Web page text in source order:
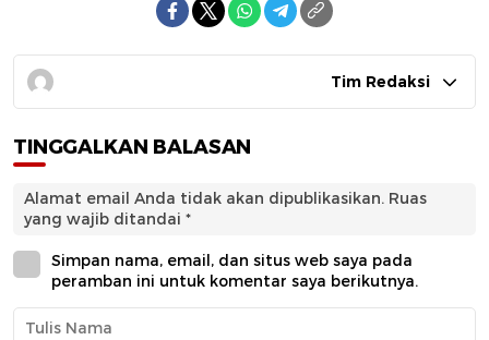
Tim Redaksi
TINGGALKAN BALASAN
Alamat email Anda tidak akan dipublikasikan. Ruas
yang wajib ditandai *
Simpan nama, email, dan situs web saya pada
peramban ini untuk komentar saya berikutnya.